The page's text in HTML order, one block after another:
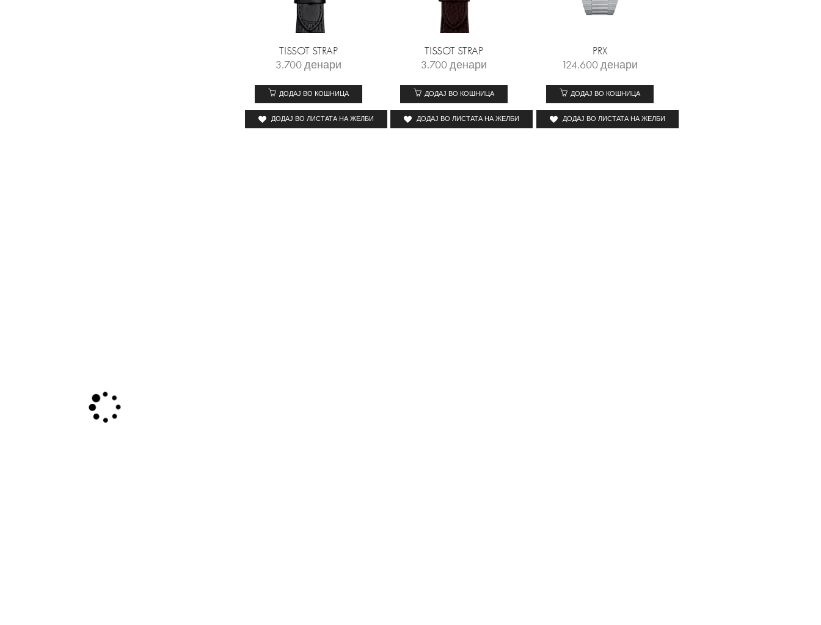
TISSOT STRAP
3.700денари
ДОДАЈ ВО КОШНИЦА
ДОДАЈ ВО ЛИСТАТА НА ЖЕЛБИ
TISSOT STRAP
3.700денари
ДОДАЈ ВО КОШНИЦА
ДОДАЈ ВО ЛИСТАТА НА ЖЕЛБИ
PRX
124.600денари
ДОДАЈ ВО КОШНИЦА
ДОДАЈ ВО ЛИСТАТА НА ЖЕЛБИ